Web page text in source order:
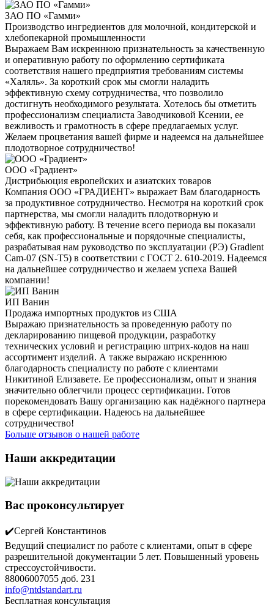
ЗАО ПО «Гамми»
Производство ингредиентов для молочной, кондитерской и
хлебопекарной промышленности
Выражаем Вам искреннюю признательность за качественную
и оперативную работу по оформлению сертификата
соответствия нашего предприятия требованиям системы
«Халяль». За короткий срок мы смогли наладить
эффективную схему сотрудничества, что позволило
достигнуть необходимого результата. Хотелось бы отметить
профессионализм специалиста Заводчиковой Ксении, ее
вежливость и грамотность в сфере предлагаемых услуг.
Желаем процветания вашей фирме и надеемся на дальнейшее
плодотворное сотрудничество!
ООО «Градиент»
Дистрибьюция европейских и азиатских товаров
Компания ООО «ГРАДИЕНТ» выражает Вам благодарность
за продуктивное сотрудничество. Несмотря на короткий срок
партнерства, мы смогли наладить плодотворную и
эффективную работу. В течение всего периода вы показали
себя, как профессиональные и порядочные специалисты,
разрабатывая нам руководство по эксплуатации (РЭ) Gradient
Cam-07 (SN-T5) в соответствии с ГОСТ 2. 610-2019. Надеемся
на дальнейшее сотрудничество и желаем успеха Вашей
компании!
ИП Ванин
Продажа импортных продуктов из США
Выражаю признательность за проведенную работу по
декларированию пищевой продукции, разработку
технических условий и регистрацию штрих-кодов на наш
ассортимент изделий. А также выражаю искреннюю
благодарность специалисту по работе с клиентами
Никитиной Елизавете. Ее профессионализм, опыт и знания
значительно облегчили процесс сертификации. Готов
порекомендовать Вашу организацию как надёжного партнера
в сфере сертификации. Надеюсь на дальнейшее
сотрудничество!
Больше отзывов о нашей работе
Наши аккредитации
Вас проконсультирует
✔️Сергей Константинов
Ведущий специалист по работе с клиентами, опыт в сфере
разрешительной документации 5 лет. Повышенный уровень
стрессоустойчивости.
88006007055 доб. 231
info@ntdstandart.ru
Бесплатная консультация